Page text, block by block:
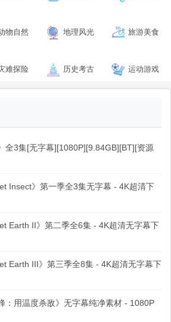
物自然 地理风光 旅游美食
难探险 历史考古 运动游戏
全3集[无字幕][1080P][9.84GB][BT][资源
Insect》第一季全3集无字幕 - 4K超清下
Earth II》第二季全6集 - 4K超清无字幕下
Earth III》第三季全8集 - 4K超清无字幕下
：用温度杀敌》无字幕纯净素材 - 1080P